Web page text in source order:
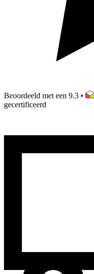
Beoordeeld met een 9.3 •
gecertificeerd